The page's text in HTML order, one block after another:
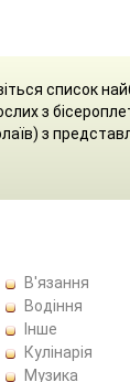
список
з
з
В'язання
Водіння
Інше
Кулінарія
Музика